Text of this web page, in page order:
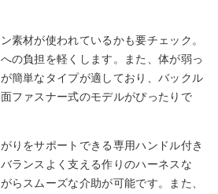
素材が使われているかも要チェック。
の負担を軽くします。また、体が弱っ
簡単なタイプが適しており、バックル
ファスナー式のモデルがぴったりで
りをサポートできる専用ハンドル付き
ランスよく支える作りのハーネスな
らスムーズな介助が可能です。また、